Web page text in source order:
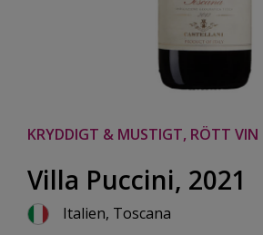
KRYDDIGT & MUSTIGT, RÖTT VIN
Villa Puccini, 2021
Italien, Toscana